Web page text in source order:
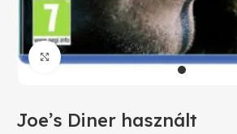
Click to enlarge
Joe’s Diner használt